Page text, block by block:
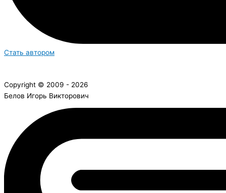
Стать автором
Copyright © 2009 - 2026
Белов Игорь Викторович